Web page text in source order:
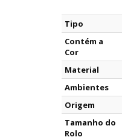
Tipo
Contém a
Cor
Material
Ambientes
Origem
Tamanho do
Rolo